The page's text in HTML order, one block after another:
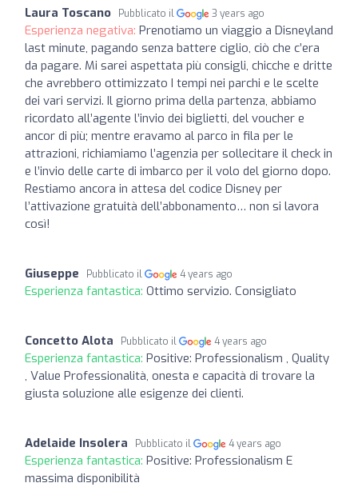
Laura Toscano Pubblicato il 3 years ago
Esperienza negativa: Prenotiamo un viaggio a Disneyland
last minute, pagando senza battere ciglio, ciò che c’era
da pagare. Mi sarei aspettata più consigli, chicche e dritte
che avrebbero ottimizzato I tempi nei parchi e le scelte
dei vari servizi. Il giorno prima della partenza, abbiamo
ricordato all’agente l’invio dei biglietti, del voucher e
ancor di più; mentre eravamo al parco in fila per le
attrazioni, richiamiamo l’agenzia per sollecitare il check in
e l’invio delle carte di imbarco per il volo del giorno dopo.
Restiamo ancora in attesa del codice Disney per
l’attivazione gratuità dell’abbonamento… non si lavora
così!
Giuseppe Pubblicato il 4 years ago
Esperienza fantastica: Ottimo servizio. Consigliato
Concetto Alota Pubblicato il 4 years ago
Esperienza fantastica: Positive: Professionalism , Quality
, Value Professionalità, onesta e capacità di trovare la
giusta soluzione alle esigenze dei clienti.
Adelaide Insolera Pubblicato il 4 years ago
Esperienza fantastica: Positive: Professionalism E
massima disponibilità